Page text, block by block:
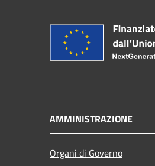
AMMINISTRAZIONE
Organi di Governo